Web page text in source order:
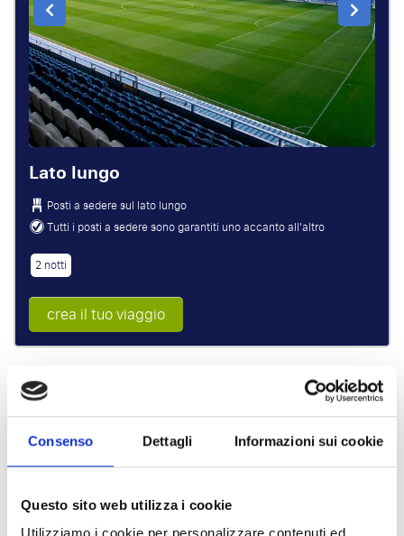
Consenso Dettagli Informazioni sui cookie
Questo sito web utilizza i cookie
Lato lungo
Posti a sedere sul lato lungo
Tutti i posti a sedere sono garantiti uno accanto all'altro
2 notti
crea il tuo viaggio
Pacchetti consigliati
PP A PARTIRE DA
€652 pp